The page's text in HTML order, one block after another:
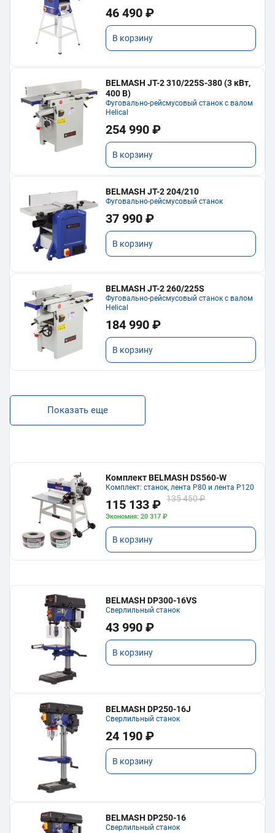
46 490 ₽
В корзину
BELMASH JT-2 310/225S-380 (3 кВт,
400 В)
Фуговально-рейсмусовый станок с валом
Helical
254 990 ₽
В корзину
BELMASH JT-2 204/210
Фуговально-рейсмусовый станок
37 990 ₽
В корзину
BELMASH JT-2 260/225S
Фуговально-рейсмусовый станок с валом
Helical
184 990 ₽
В корзину
Показать еще
Комплект BELMASH DS560-W
Комплект: станок, лента P80 и лента P120
115 133 ₽ 135 450 ₽
Экономия: 20 317 ₽
В корзину
BELMASH DP300-16VS
Сверлильный станок
43 990 ₽
В корзину
BELMASH DP250-16J
Сверлильный станок
24 190 ₽
В корзину
BELMASH DP250-16
Сверлильный станок